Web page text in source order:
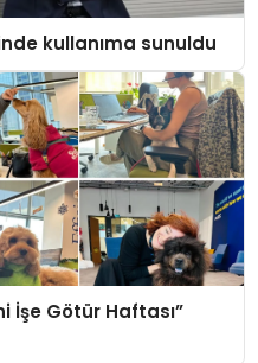
kullanıma sunuldu
İşe Götür Haftası”